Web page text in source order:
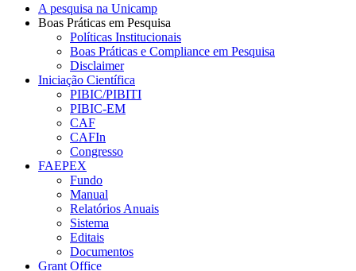
A pesquisa na Unicamp
Boas Práticas em Pesquisa
Políticas Institucionais
Boas Práticas e Compliance em Pesquisa
Disclaimer
Iniciação Científica
PIBIC/PIBITI
PIBIC-EM
CAF
CAFIn
Congresso
FAEPEX
Fundo
Manual
Relatórios Anuais
Sistema
Editais
Documentos
Grant Office